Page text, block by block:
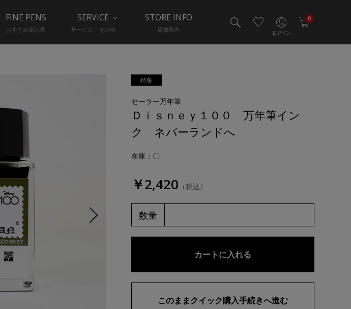
ログイン
0
FINE PENS
おすすめ筆記具
SERVICE
サービス・その他
STORE INFO
店舗案内
特集
セーラー万年筆
Ｄｉｓｎｅｙ１００ 万年筆イン
ク ネバーランドへ
在庫：〇
￥2,420 （税込）
数量